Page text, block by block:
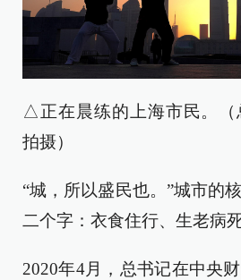
△正在晨练的上海市民。（
拍摄）
“城，所以盛民也。”城市的
二个字：衣食住行、生老病
2020年4月，总书记在中央